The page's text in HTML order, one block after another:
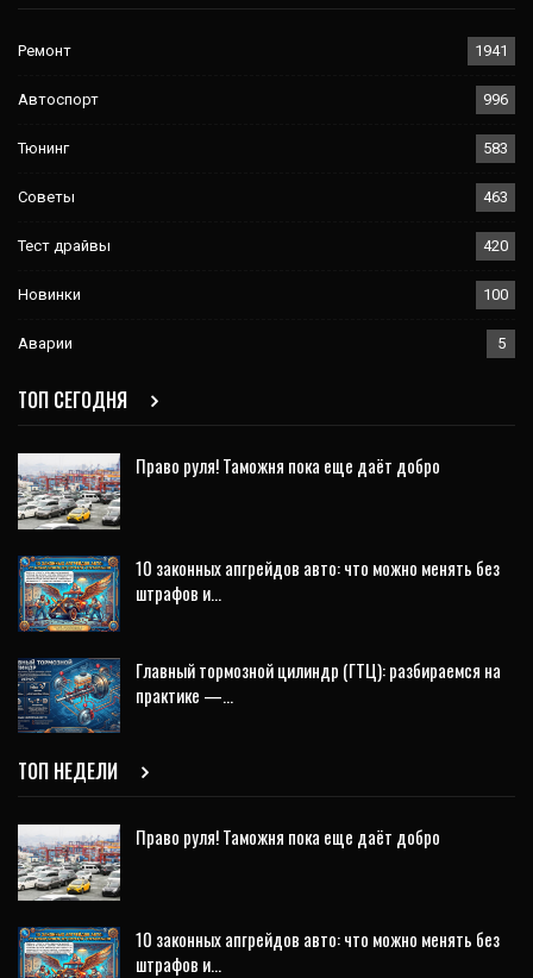
Ремонт 1941
Автоспорт 996
Тюнинг 583
Советы 463
Тест драйвы 420
Новинки 100
Аварии 5
ТОП СЕГОДНЯ
Право руля! Таможня пока еще даёт добро
10 законных апгрейдов авто: что можно менять без
штрафов и…
Главный тормозной цилиндр (ГТЦ): разбираемся на
практике —…
ТОП НЕДЕЛИ
Право руля! Таможня пока еще даёт добро
10 законных апгрейдов авто: что можно менять без
штрафов и…